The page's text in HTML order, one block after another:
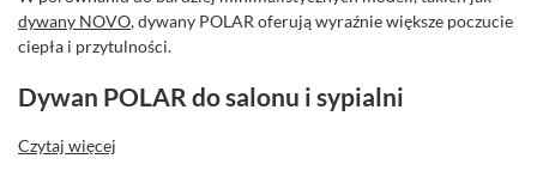
dywany NOVO, dywany POLAR oferują wyraźnie większe poczucie
ciepła i przytulności.
Dywan POLAR do salonu i sypialni
Czytaj więcej